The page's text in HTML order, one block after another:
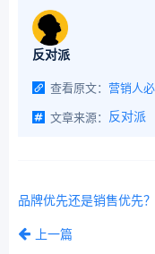
反对派
查看原文：
文章来源：
反对派
上一篇